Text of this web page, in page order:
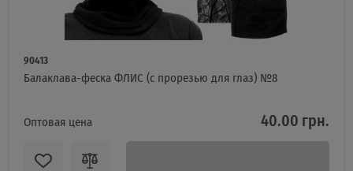
90413
Балаклава-феска ФЛИС (с прорезью для глаз) №8
Оптовая цена 40.00 грн.